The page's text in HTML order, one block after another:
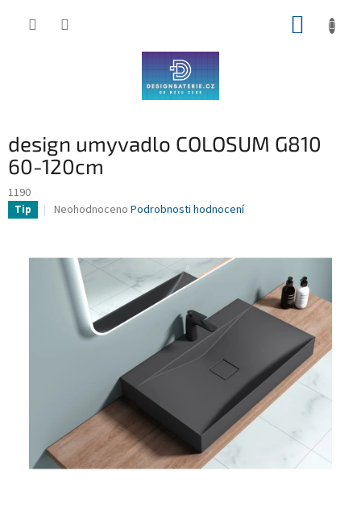
design umyvadlo COLOSUM G810
60-120cm
1190
Tip
Průměrné
je
hvězdiček.
Neohodnoceno Podrobnosti hodnocení